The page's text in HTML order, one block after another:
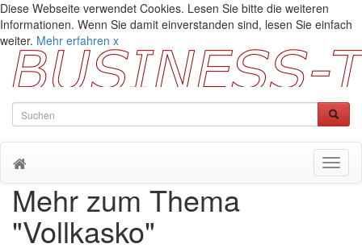
Diese Webseite verwendet Cookies. Lesen Sie bitte die weiteren
Informationen. Wenn Sie damit einverstanden sind, lesen Sie einfach
weiter. Mehr erfahren x
Mehr zum Thema
"Vollkasko"